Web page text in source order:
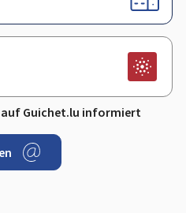
auf Guichet.lu informiert